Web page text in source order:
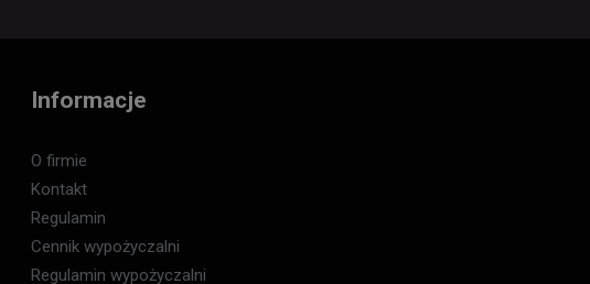
Informacje
O firmie
Kontakt
Regulamin
Cennik wypożyczalni
Regulamin wypożyczalni